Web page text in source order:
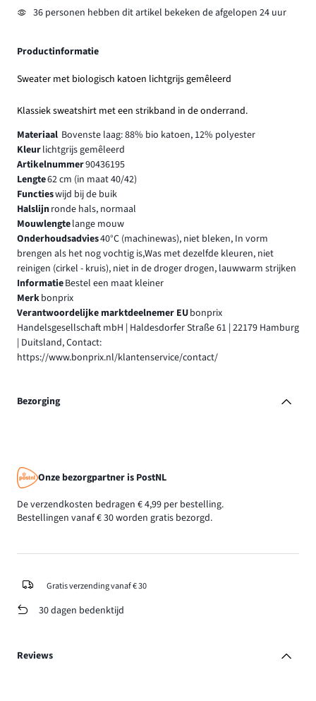
36 personen hebben dit artikel bekeken de afgelopen 24 uur
Productinformatie
Sweater met biologisch katoen lichtgrijs gemêleerd
Klassiek sweatshirt met een strikband in de onderrand.
Materiaal Bovenste laag: 88% bio katoen, 12% polyester
Kleurlichtgrijs gemêleerd
Artikelnummer90436195
Lengte62 cm (in maat 40/42)
Functieswijd bij de buik
Halslijnronde hals, normaal
Mouwlengtelange mouw
Onderhoudsadvies40°C (machinewas), niet bleken, In vorm
brengen als het nog vochtig is,Was met dezelfde kleuren, niet
reinigen (cirkel - kruis), niet in de droger drogen, lauwwarm strijken
InformatieBestel een maat kleiner
Merkbonprix
Verantwoordelijke marktdeelnemer EUbonprix
Handelsgesellschaft mbH | Haldesdorfer Straße 61 | 22179 Hamburg
| Duitsland, Contact:
https://www.bonprix.nl/klantenservice/contact/
Bezorging
Onze bezorgpartner is PostNL
De verzendkosten bedragen € 4,99 per bestelling.
Bestellingen vanaf € 30 worden gratis bezorgd.
Gratis verzending vanaf € 30
30 dagen bedenktijd
Reviews